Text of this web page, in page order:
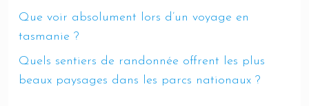
Que voir absolument lors d’un voyage en
tasmanie ?
Quels sentiers de randonnée offrent les plus
beaux paysages dans les parcs nationaux ?